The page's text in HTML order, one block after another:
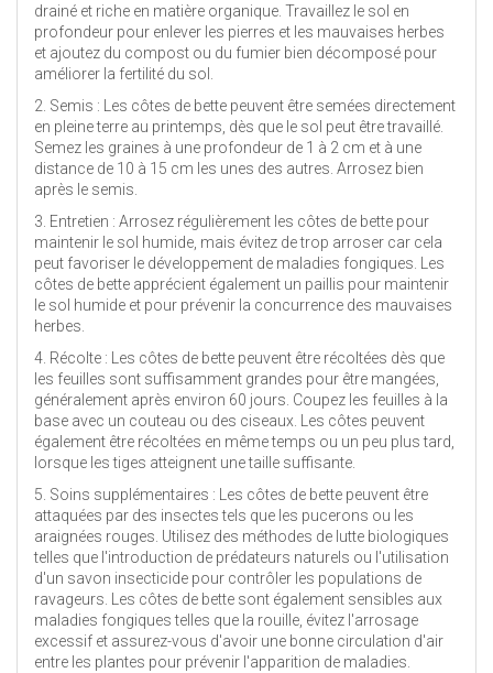
drainé et riche en matière organique. Travaillez le sol en
profondeur pour enlever les pierres et les mauvaises herbes
et ajoutez du compost ou du fumier bien décomposé pour
améliorer la fertilité du sol.
2. Semis : Les côtes de bette peuvent être semées directement
en pleine terre au printemps, dès que le sol peut être travaillé.
Semez les graines à une profondeur de 1 à 2 cm et à une
distance de 10 à 15 cm les unes des autres. Arrosez bien
après le semis.
3. Entretien : Arrosez régulièrement les côtes de bette pour
maintenir le sol humide, mais évitez de trop arroser car cela
peut favoriser le développement de maladies fongiques. Les
côtes de bette apprécient également un paillis pour maintenir
le sol humide et pour prévenir la concurrence des mauvaises
herbes.
4. Récolte : Les côtes de bette peuvent être récoltées dès que
les feuilles sont suffisamment grandes pour être mangées,
généralement après environ 60 jours. Coupez les feuilles à la
base avec un couteau ou des ciseaux. Les côtes peuvent
également être récoltées en même temps ou un peu plus tard,
lorsque les tiges atteignent une taille suffisante.
5. Soins supplémentaires : Les côtes de bette peuvent être
attaquées par des insectes tels que les pucerons ou les
araignées rouges. Utilisez des méthodes de lutte biologiques
telles que l'introduction de prédateurs naturels ou l'utilisation
d'un savon insecticide pour contrôler les populations de
ravageurs. Les côtes de bette sont également sensibles aux
maladies fongiques telles que la rouille, évitez l'arrosage
excessif et assurez-vous d'avoir une bonne circulation d'air
entre les plantes pour prévenir l'apparition de maladies.